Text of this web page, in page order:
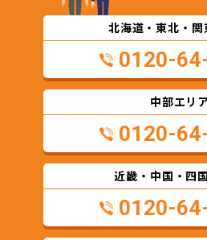
北海道・東北・関
0120-
中部エリ
0120-
近畿・中国・四
0120-